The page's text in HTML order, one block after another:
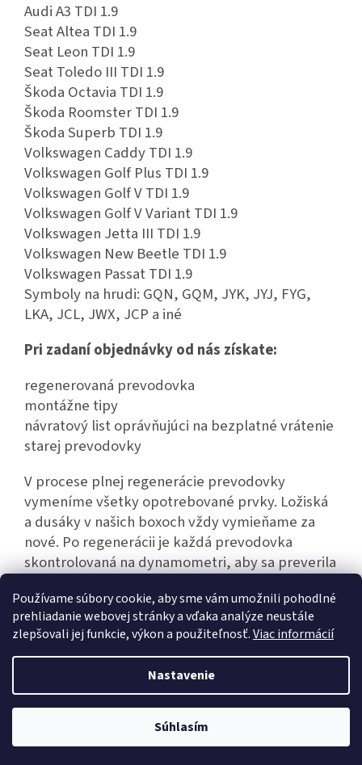
Používame súbory cookie, aby sme vám umožnili pohodlné
prehliadanie webovej stránky a vďaka analýze neustále
zlepšovali jej funkcie, výkon a použiteľnosť.Viac informácií
Nastavenie
Súhlasím
Audi A3 TDI 1.9
Seat Altea TDI 1.9
Seat Leon TDI 1.9
Seat Toledo III TDI 1.9
Škoda Octavia TDI 1.9
Škoda Roomster TDI 1.9
Škoda Superb TDI 1.9
Volkswagen Caddy TDI 1.9
Volkswagen Golf Plus TDI 1.9
Volkswagen Golf V TDI 1.9
Volkswagen Golf V Variant TDI 1.9
Volkswagen Jetta III TDI 1.9
Volkswagen New Beetle TDI 1.9
Volkswagen Passat TDI 1.9
Symboly na hrudi: GQN, GQM, JYK, JYJ, FYG,
LKA, JCL, JWX, JCP a iné
Pri zadaní objednávky od nás získate:
regenerovaná prevodovka
montážne tipy
návratový list oprávňujúci na bezplatné vrátenie
starej prevodovky
V procese plnej regenerácie prevodovky
vymeníme všetky opotrebované prvky. Ložiská
a dusáky v našich boxoch vždy vymieňame za
nové. Po regenerácii je každá prevodovka
skontrolovaná na dynamometri, aby sa preverila
Vytvoril Shoptet
Hexim.sk. Všetky práva vyhradené.